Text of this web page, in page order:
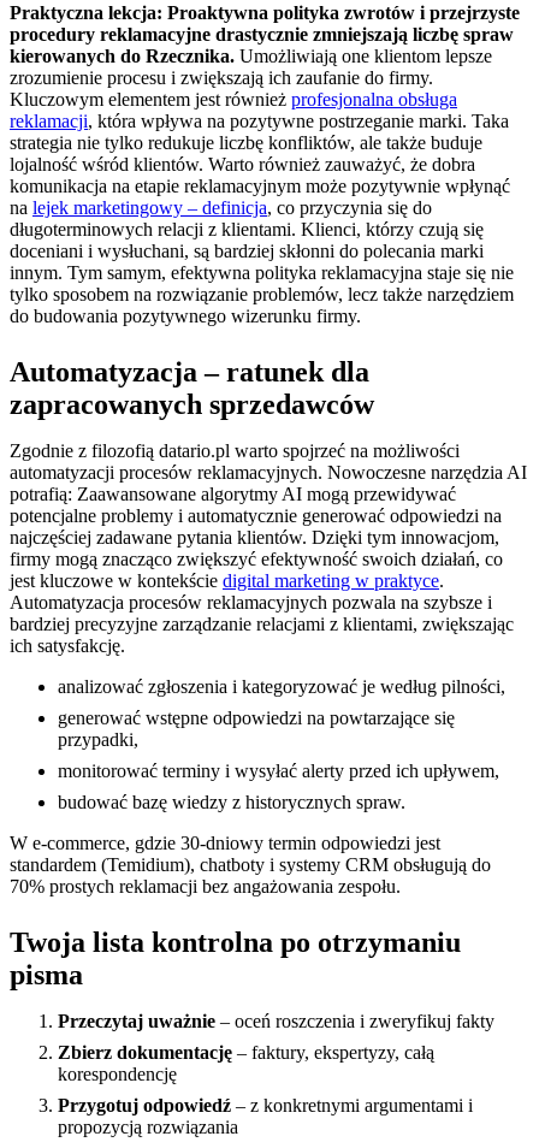
Praktyczna lekcja: Proaktywna polityka zwrotów i przejrzyste
procedury reklamacyjne drastycznie zmniejszają liczbę spraw
kierowanych do Rzecznika. Umożliwiają one klientom lepsze
zrozumienie procesu i zwiększają ich zaufanie do firmy.
Kluczowym elementem jest również profesjonalna obsługa
reklamacji, która wpływa na pozytywne postrzeganie marki. Taka
strategia nie tylko redukuje liczbę konfliktów, ale także buduje
lojalność wśród klientów. Warto również zauważyć, że dobra
komunikacja na etapie reklamacyjnym może pozytywnie wpłynąć
na lejek marketingowy – definicja, co przyczynia się do
długoterminowych relacji z klientami. Klienci, którzy czują się
doceniani i wysłuchani, są bardziej skłonni do polecania marki
innym. Tym samym, efektywna polityka reklamacyjna staje się nie
tylko sposobem na rozwiązanie problemów, lecz także narzędziem
do budowania pozytywnego wizerunku firmy.
Automatyzacja – ratunek dla
zapracowanych sprzedawców
Zgodnie z filozofią datario.pl warto spojrzeć na możliwości
automatyzacji procesów reklamacyjnych. Nowoczesne narzędzia AI
potrafią: Zaawansowane algorytmy AI mogą przewidywać
potencjalne problemy i automatycznie generować odpowiedzi na
najczęściej zadawane pytania klientów. Dzięki tym innowacjom,
firmy mogą znacząco zwiększyć efektywność swoich działań, co
jest kluczowe w kontekście digital marketing w praktyce.
Automatyzacja procesów reklamacyjnych pozwala na szybsze i
bardziej precyzyjne zarządzanie relacjami z klientami, zwiększając
ich satysfakcję.
analizować zgłoszenia i kategoryzować je według pilności,
generować wstępne odpowiedzi na powtarzające się
przypadki,
monitorować terminy i wysyłać alerty przed ich upływem,
budować bazę wiedzy z historycznych spraw.
W e-commerce, gdzie 30-dniowy termin odpowiedzi jest
standardem (Temidium), chatboty i systemy CRM obsługują do
70% prostych reklamacji bez angażowania zespołu.
Twoja lista kontrolna po otrzymaniu
pisma
Przeczytaj uważnie – oceń roszczenia i zweryfikuj fakty
Zbierz dokumentację – faktury, ekspertyzy, całą
korespondencję
Przygotuj odpowiedź – z konkretnymi argumentami i
propozycją rozwiązania